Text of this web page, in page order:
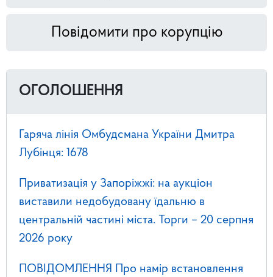
Повідомити про корупцію
ОГОЛОШЕННЯ
Гаряча лінія Омбудсмана України Дмитра
Лубінця: 1678
Приватизація у Запоріжжі: на аукціон
виставили недобудовану їдальню в
центральній частині міста. Торги – 20 серпня
2026 року
ПОВІДОМЛЕННЯ Про намір встановлення